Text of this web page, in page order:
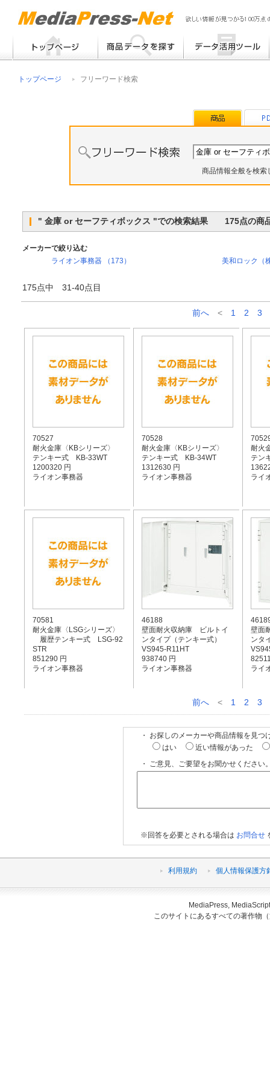
メーカー別検索
トップページ フリーワード検索
商品情報全般を検索
" 金庫 or セーフティボックス "での検索結果 175点の商
メーカーで絞り込む
ライオン事務器 （173）
美和ロック（
175点中 31-40点目
前へ < 1 2 3
70527
耐火金庫〈KBシリーズ〉
テンキー式 KB-33WT
1200320 円
ライオン事務器
70528
耐火金庫〈KBシリーズ〉
テンキー式 KB-34WT
1312630 円
ライオン事務器
耐火
テン
ライ
70581
耐火金庫〈LSGシリーズ〉
履歴テンキー式 LSG-92
STR
851290 円
ライオン事務器
46188
壁面耐火収納庫 ビルトイ
ンタイプ（テンキー式）
VS945-R11HT
938740 円
ライオン事務器
壁面
ンタ
ライ
前へ < 1 2 3
・ お探しのメーカーや商品情報を見つ
はい
近い情報があった
・ ご意見、ご要望をお聞かせください
※回答を必要とされる場合は お問合せ
利用規約 個人情報保護方
MediaPress,
このサイトにあるすべての著作物